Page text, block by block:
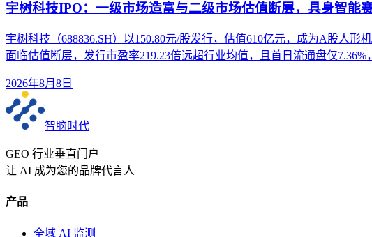
宇树科技IPO：一级市场造富与二级市场估值断层，具身智能
宇树科技（688836.SH）以150.80元/股发行，估值610亿元，成为A股人
面临估值断层，发行市盈率219.23倍远超行业均值，且首日流通盘仅
2026年8月8日
智脑时代
GEO 行业垂直门户
让 AI 成为您的品牌代言人
产品
全域 AI 监测